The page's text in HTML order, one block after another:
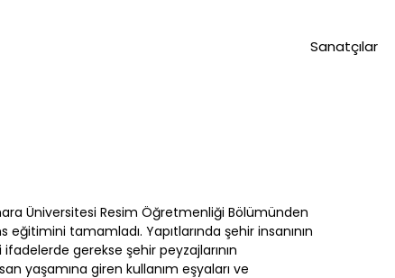
Sanatçılar
Üniversitesi Resim Öğretmenliği Bölümünden
tamamladı. Yapıtlarında şehir insanının
gerekse şehir peyzajlarının
yaşamına giren kullanım eşyaları ve